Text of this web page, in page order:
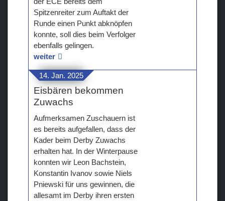
Spitzenreiter zum Auftakt der
Runde einen Punkt abknöpfen
konnte, soll dies beim Verfolger
ebenfalls gelingen.
weiter
14. Jan. 2025
Eisbären bekommen
Zuwachs
Aufmerksamen Zuschauern ist
es bereits aufgefallen, dass der
Kader beim Derby Zuwachs
erhalten hat. In der Winterpause
konnten wir Leon Bachstein,
Konstantin Ivanov sowie Niels
Pniewski für uns gewinnen, die
allesamt im Derby ihren ersten